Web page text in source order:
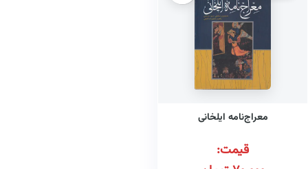
معراج‌نامه ایلخانی
قیمت: